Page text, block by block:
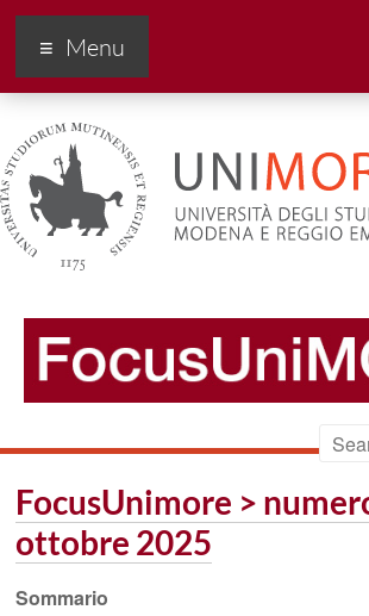
FocusUnimore
Menu
FocusUnimore >
ottobre 2025
Sommario